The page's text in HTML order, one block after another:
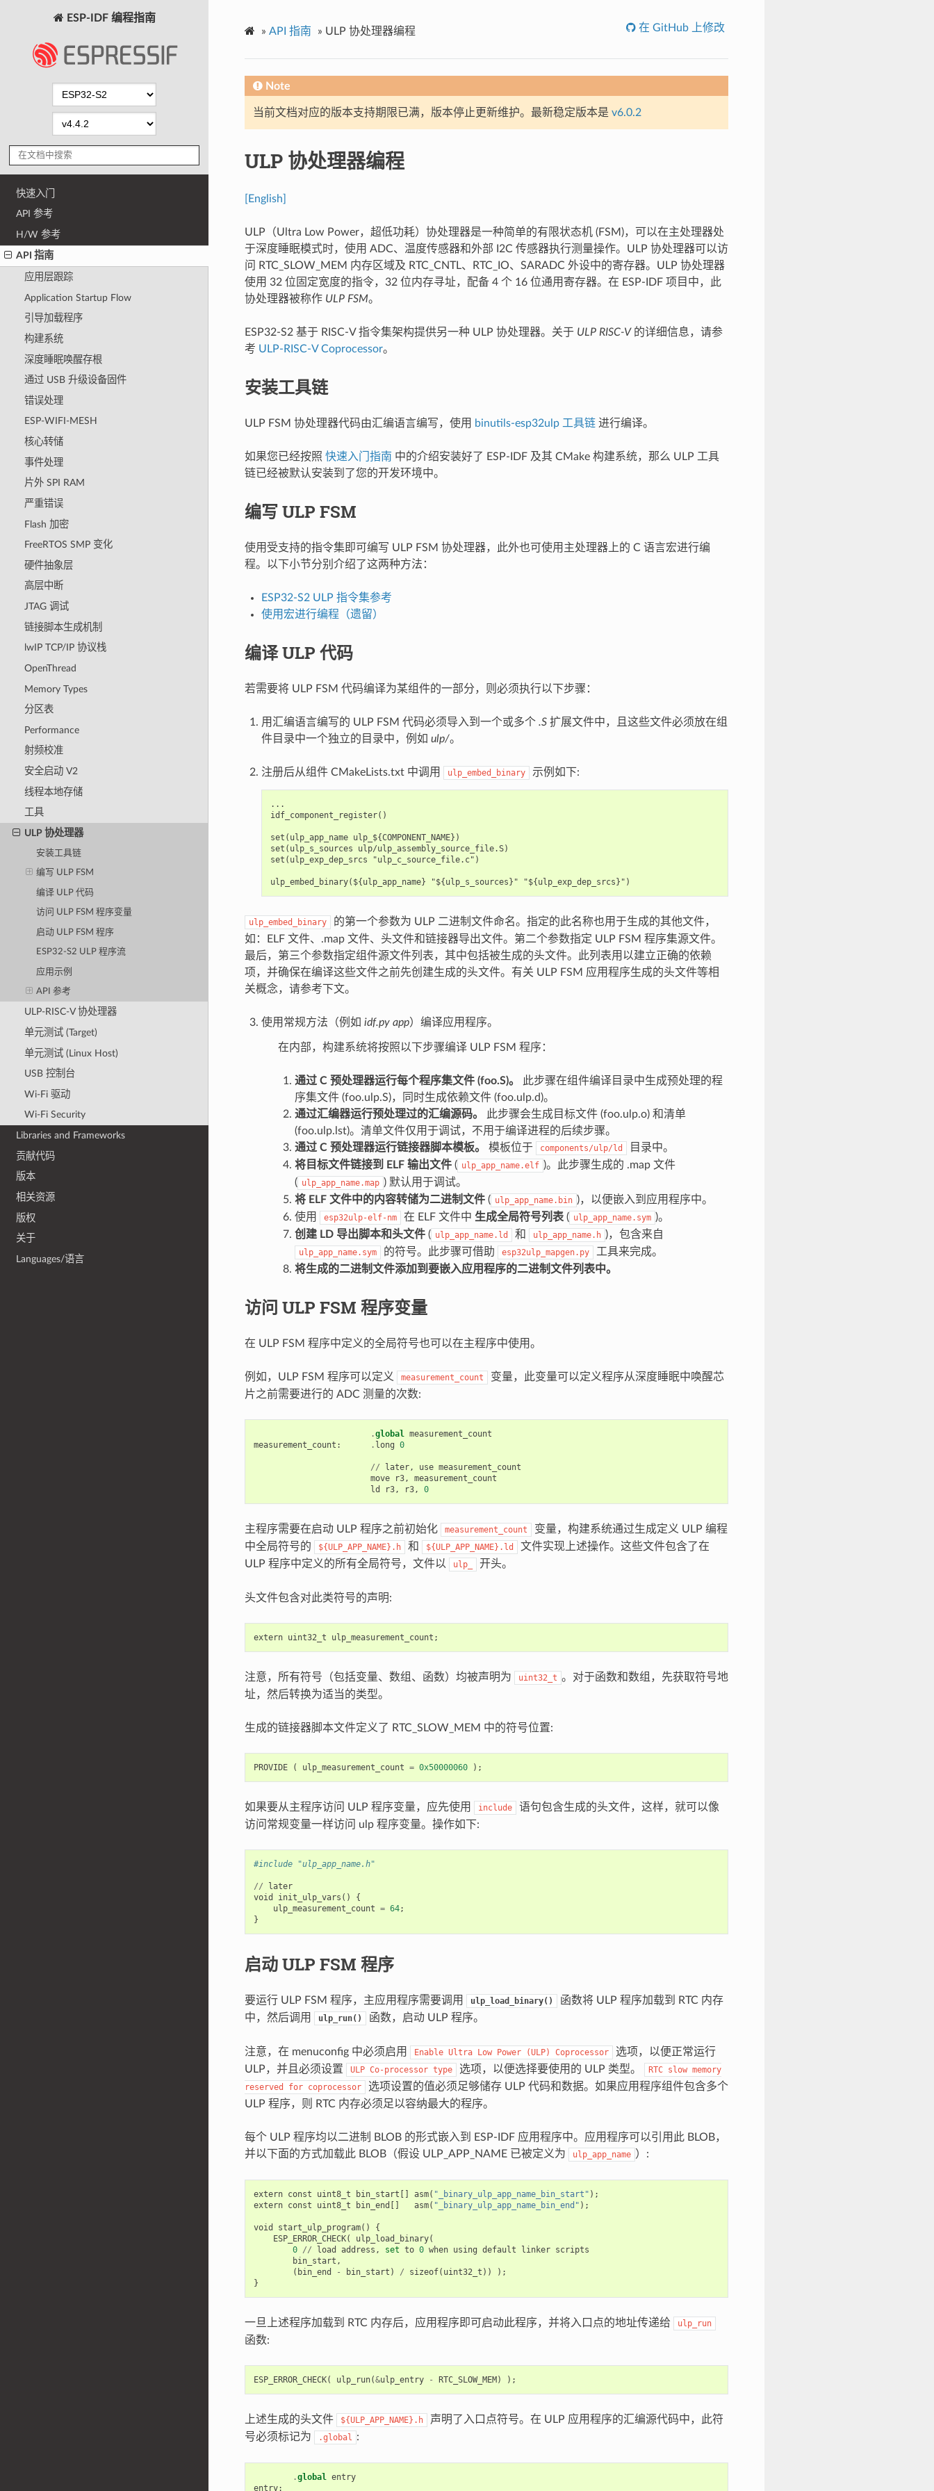
ESP-IDF 编程指南
快速入门
API 参考
H/W 参考
API 指南
应用层跟踪
Application Startup Flow
引导加载程序
构建系统
深度睡眠唤醒存根
通过 USB 升级设备固件
错误处理
ESP-WIFI-MESH
核心转储
事件处理
片外 SPI RAM
严重错误
Flash 加密
FreeRTOS SMP 变化
硬件抽象层
高层中断
JTAG 调试
链接脚本生成机制
lwIP TCP/IP 协议栈
OpenThread
Memory Types
分区表
Performance
射频校准
安全启动 V2
线程本地存储
工具
ULP 协处理器
安装工具链
编写 ULP FSM
编译 ULP 代码
访问 ULP FSM 程序变量
启动 ULP FSM 程序
ESP32-S2 ULP 程序流
应用示例
API 参考
ULP-RISC-V 协处理器
单元测试 (Target)
单元测试 (Linux Host)
USB 控制台
Wi-Fi 驱动
Wi-Fi Security
Libraries and Frameworks
贡献代码
版本
相关资源
版权
关于
Languages/语言
» API 指南 » ULP 协处理器编程 在 GitHub 上修改
Note
当前文档对应的版本支持期限已满，版本停止更新维护。最新稳定版本是 v6.0.2
ULP 协处理器编程
[English]
ULP（Ultra Low Power，超低功耗）协处理器是一种简单的有限状态机 (FSM)，可以在主处理器处
于深度睡眠模式时，使用 ADC、温度传感器和外部 I2C 传感器执行测量操作。ULP 协处理器可以访
问 RTC_SLOW_MEM 内存区域及 RTC_CNTL、RTC_IO、SARADC 外设中的寄存器。ULP 协处理器
使用 32 位固定宽度的指令，32 位内存寻址，配备 4 个 16 位通用寄存器。在 ESP-IDF 项目中，此
协处理器被称作 ULP FSM。
ESP32-S2 基于 RISC-V 指令集架构提供另一种 ULP 协处理器。关于 ULP RISC-V的详细信息，请参
考 ULP-RISC-V Coprocessor。
安装工具链
ULP FSM 协处理器代码由汇编语言编写，使用 binutils-esp32ulp 工具链进行编译。
如果您已经按照 快速入门指南 中的介绍安装好了 ESP-IDF 及其 CMake 构建系统，那么 ULP 工具
链已经被默认安装到了您的开发环境中。
编写 ULP FSM
使用受支持的指令集即可编写 ULP FSM 协处理器，此外也可使用主处理器上的 C 语言宏进行编
程。以下小节分别介绍了这两种方法：
ESP32-S2 ULP 指令集参考
使用宏进行编程（遗留）
编译 ULP 代码
若需要将 ULP FSM 代码编译为某组件的一部分，则必须执行以下步骤：
用汇编语言编写的 ULP FSM 代码必须导入到一个或多个 .S扩展文件中，且这些文件必须放在组
件目录中一个独立的目录中，例如 ulp/。
注册后从组件 CMakeLists.txt 中调用 ulp_embed_binary 示例如下:
...
idf_component_register()
set(ulp_app_name ulp_${COMPONENT_NAME})
set(ulp_s_sources ulp/ulp_assembly_source_file.S)
set(ulp_exp_dep_srcs "ulp_c_source_file.c")
ulp_embed_binary
的第一个参数为 ULP 二进制文件命名。指定的此名称也用于生成的其他文件，
如：ELF 文件、.map 文件、头文件和链接器导出文件。第二个参数指定 ULP FSM 程序集源文件。
最后，第三个参数指定组件源文件列表，其中包括被生成的头文件。此列表用以建立正确的依赖
项，并确保在编译这些文件之前先创建生成的头文件。有关 ULP FSM 应用程序生成的头文件等相
关概念，请参考下文。
使用常规方法（例如 idf.py app）编译应用程序。
在内部，构建系统将按照以下步骤编译 ULP FSM 程序：
通过 C 预处理器运行每个程序集文件 (foo.S)。
此步骤在组件编译目录中生成预处理的程
序集文件 (foo.ulp.S)，同时生成依赖文件 (foo.ulp.d)。
通过汇编器运行预处理过的汇编源码。
此步骤会生成目标文件 (foo.ulp.o) 和清单
(foo.ulp.lst)。清单文件仅用于调试，不用于编译进程的后续步骤。
通过 C 预处理器运行链接器脚本模板。
模板位于 components/ulp/ld
目录中。
将目标文件链接到 ELF 输出文件( ulp_app_name.elf )。此步骤生成的 .map 文件
( ulp_app_name.map ) 默认用于调试。
将 ELF 文件中的内容转储为二进制文件( ulp_app_name.bin )，以便嵌入到应用程序中。
使用
esp32ulp-elf-nm 在 ELF 文件中 生成全局符号列表( ulp_app_name.sym )。
创建 LD 导出脚本和头文件( ulp_app_name.ld 和 ulp_app_name.h )，包含来自
ulp_app_name.sym 的符号。此步骤可借助 esp32ulp_mapgen.py
工具来完成。
将生成的二进制文件添加到要嵌入应用程序的二进制文件列表中。
访问 ULP FSM 程序变量
在 ULP FSM 程序中定义的全局符号也可以在主程序中使用。
例如，ULP FSM 程序可以定义 measurement_count
变量，此变量可以定义程序从深度睡眠中唤醒芯
片之前需要进行的 ADC 测量的次数:
.global measurement_count
measurement_count : . long 0
// later, use measurement_count
move
r3,
measurement_count
ld
r3, r3, 0
主程序需要在启动 ULP 程序之前初始化 measurement_count
变量，构建系统通过生成定义 ULP 编程
中全局符号的
${ULP_APP_NAME}.h 和 ${ULP_APP_NAME}.ld
文件实现上述操作。这些文件包含了在
ULP 程序中定义的所有全局符号，文件以
ulp_ 开头。
头文件包含对此类符号的声明:
extern uint32_t ulp_measurement_count ;
注意，所有符号（包括变量、数组、函数）均被声明为 uint32_t 。对于函数和数组，先获取符号地
址，然后转换为适当的类型。
生成的链接器脚本文件定义了 RTC_SLOW_MEM 中的符号位置:
PROVIDE ( ulp_measurement_count = 0x50000060 );
如果要从主程序访问 ULP 程序变量，应先使用 include
语句包含生成的头文件，这样，就可以像
访问常规变量一样访问 ulp 程序变量。操作如下:
#include "ulp_app_name.h"
//
later
void
init_ulp_vars ()
{
ulp_measurement_count = 64;
}
启动 ULP FSM 程序
要运行 ULP FSM 程序，主应用程序需要调用 ulp_load_binary()
函数将 ULP 程序加载到 RTC 内存
中，然后调用
ulp_run() 函数，启动 ULP 程序。
注意，在 menuconfig 中必须启用 Enable Ultra Low Power (ULP) Coprocessor
选项，以便正常运行
ULP，并且必须设置
ULP Co-processor type 选项，以便选择要使用的 ULP 类型。 RTC slow memory
reserved
for coprocessor
选项设置的值必须足够储存 ULP 代码和数据。如果应用程序组件包含多个
ULP 程序，则 RTC 内存必须足以容纳最大的程序。
每个 ULP 程序均以二进制 BLOB 的形式嵌入到 ESP-IDF 应用程序中。应用程序可以引用此 BLOB，
并以下面的方式加载此 BLOB（假设 ULP_APP_NAME 已被定义为
ulp_app_name ）:
extern const uint8_t bin_start [] asm( "_binary_ulp_app_name_bin_start" );
extern const uint8_t bin_end [] asm( "_binary_ulp_app_name_bin_end" );
void start_ulp_program()
{
ESP_ERROR_CHECK( ulp_load_binary(
0 // load address , set to 0 when using default linker scripts
bin_start ,
( bin_end - bin_start ) / sizeof( uint32_t ))
);
}
一旦上述程序加载到 RTC 内存后，应用程序即可启动此程序，并将入口点的地址传递给 ulp_run
函数:
ESP_ERROR_CHECK( ulp_run(&ulp_entry - RTC_SLOW_MEM) );
上述生成的头文件 ${ULP_APP_NAME}.h
声明了入口点符号。在 ULP 应用程序的汇编源代码中，此符
号必须标记为
.global :
.global entry
entry: